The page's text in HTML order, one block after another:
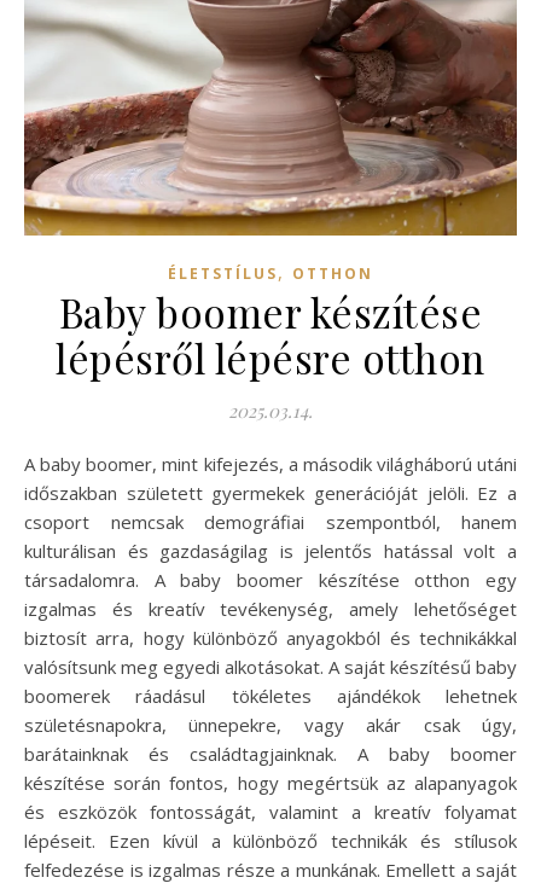
ÉLETSTÍLUS, OTTHON
Baby boomer készítése
lépésről lépésre otthon
2025.03.14.
A baby boomer, mint kifejezés, a második világháború utáni
időszakban született gyermekek generációját jelöli. Ez a
csoport nemcsak demográfiai szempontból, hanem
kulturálisan és gazdaságilag is jelentős hatással volt a
társadalomra. A baby boomer készítése otthon egy
izgalmas és kreatív tevékenység, amely lehetőséget
biztosít arra, hogy különböző anyagokból és technikákkal
valósítsunk meg egyedi alkotásokat. A saját készítésű baby
boomerek ráadásul tökéletes ajándékok lehetnek
születésnapokra, ünnepekre, vagy akár csak úgy,
barátainknak és családtagjainknak. A baby boomer
készítése során fontos, hogy megértsük az alapanyagok
és eszközök fontosságát, valamint a kreatív folyamat
lépéseit. Ezen kívül a különböző technikák és stílusok
felfedezése is izgalmas része a munkának. Emellett a saját